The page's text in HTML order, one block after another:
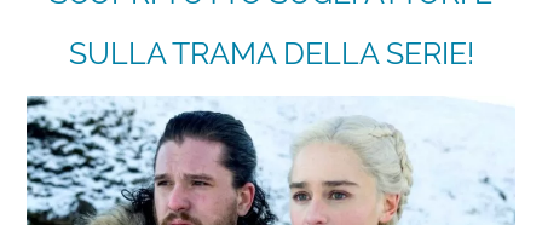
SULLA TRAMA DELLA SERIE!